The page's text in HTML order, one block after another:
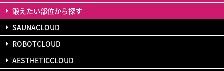
鍛えたい部位から探す
SAUNACLOUD
ROBOTCLOUD
AESTHETICCLOUD